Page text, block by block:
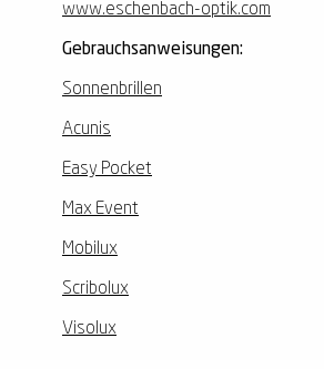
www.eschenbach-optik.com
Gebrauchsanweisungen:
Sonnenbrillen
Acunis
Easy Pocket
Max Event
Mobilux
Scribolux
Visolux